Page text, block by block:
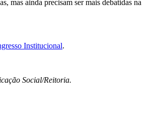
mas ainda precisam ser mais debatidas na
Institucional.
Social/Reitoria.